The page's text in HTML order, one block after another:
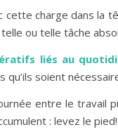
charge dans la
ou telle tâche
liés au
qu’ils soient
entre le travail
: levez le pied!